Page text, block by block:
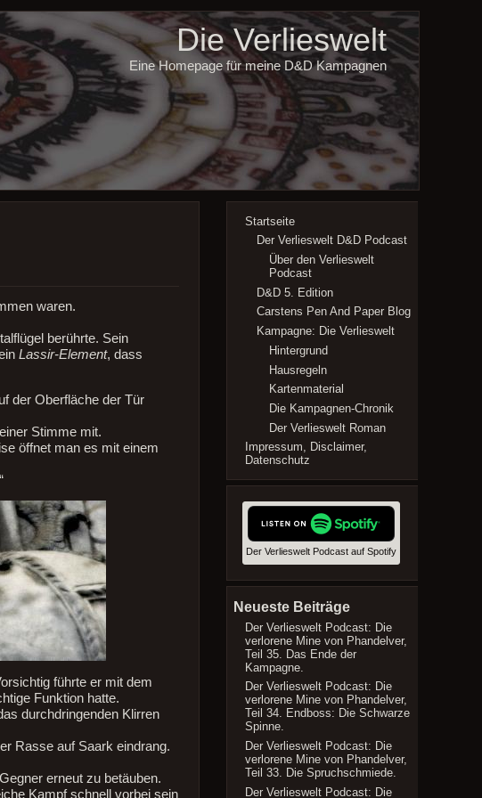
Die Verlieswelt
Eine Homepage für meine D&D Kampagnen
waren.
berührte. Sein
Lassir-Element, dass
der Oberfläche der Tür
Stimme mit.
öffnet man es mit einem
führte er mit dem
Funktion hatte.
durchdringenden Klirren
Rasse auf Saark eindrang.
erneut zu betäuben.
Kampf schnell vorbei sein
Startseite
Der Verlieswelt D&D Podcast
Über den Verlieswelt
Podcast
D&D 5. Edition
Carstens Pen And Paper Blog
Kampagne: Die Verlieswelt
Hintergrund
Hausregeln
Kartenmaterial
Die Kampagnen-Chronik
Der Verlieswelt Roman
Impressum, Disclaimer,
Datenschutz
Der Verlieswelt Podcast auf Spotify
Neueste Beiträge
Der Verlieswelt Podcast: Die
verlorene Mine von Phandelver,
Teil 35. Das Ende der
Kampagne.
Der Verlieswelt Podcast: Die
verlorene Mine von Phandelver,
Teil 34. Endboss: Die Schwarze
Spinne.
Der Verlieswelt Podcast: Die
verlorene Mine von Phandelver,
Teil 33. Die Spruchschmiede.
Der Verlieswelt Podcast: Die